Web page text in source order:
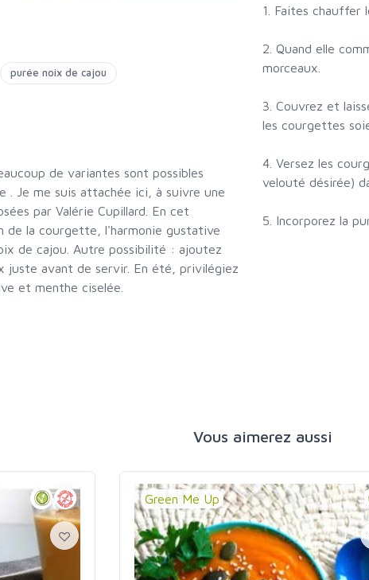
purée noix de cajou
de variantes sont possibles
. Je me suis attachée ici, à suivre une
par Valérie Cupillard. En cet
de la courgette, l'harmonie gustative
de cajou. Autre possibilité : ajoutez
juste avant de servir. En été, privilégiez
et menthe ciselée.
1. Faites chauffer
2. Quand elle
morceaux.
3. Couvrez et
les courgettes
4. Versez les
velouté désirée)
5. Incorporez la
Vous aimerez aussi
Green Me Up